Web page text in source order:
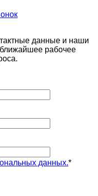
данные и наши
рабочее
данных.*